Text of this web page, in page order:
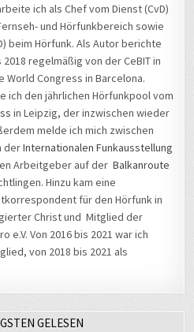
ich als Chef vom Dienst (CvD)
und Hörfunkbereich sowie
beim Hörfunk. Als Autor berichte
regelmäßig von der CeBIT in
World Congress in Barcelona.
ich den jährlichen Hörfunkpool vom
in Leipzig, der inzwischen wieder
melde ich mich zwischen
derInternationalen Funkausstellung
Arbeitgeber auf derBalkanroute
Hinzu kam eine
für den Hörfunk in
Christ und Mitglied der
e.V. Von 2016 bis 2021 war ich
von 2018 bis 2021 als
GELESEN